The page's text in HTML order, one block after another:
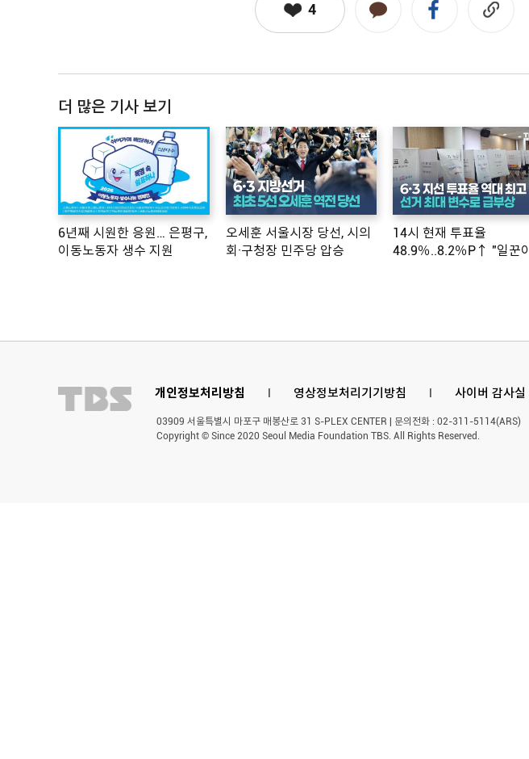
4
더 많은 기사 보기
6년째 시원한 응원… 은평구,
이동노동자 생수 지원
오세훈 서울시장 당선, 시의
회·구청장 민주당 압승
14시 현재 투표율
48.9％..8.2％P↑ "일꾼이
개인정보처리방침 l 영상정보처리기기방침 l 사이버 감사실
03909 서울특별시 마포구 매봉산로 31 S-PLEX CENTER | 문의전화 : 02-311-5114(ARS)
Copyright © Since 2020 Seoul Media Foundation TBS. All Rights Reserved.